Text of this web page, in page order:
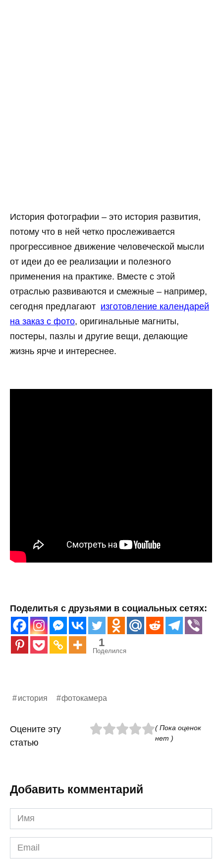
История фотографии – это история развития,
потому что в ней четко прослеживается
прогрессивное движение человеческой мысли
от идеи до ее реализации и полезного
применения на практике. Вместе с этой
отраслью развиваются и смежные – например,
сегодня предлагают изготовление календарей
на заказ с фото, оригинальные магниты,
постеры, пазлы и другие вещи, делающие
жизнь ярче и интереснее.
Поделитья с друзьями в социальных сетях:
1
Поделился
история фотокамера
Оцените эту
статью
( Пока оценок
нет )
Добавить комментарий
Имя
*
Email
*